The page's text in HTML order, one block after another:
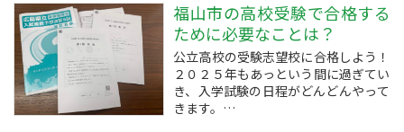
福山市の高校受験で合格する
ために必要なことは？
公立高校の受験志望校に合格しよう！
２０２５年もあっという間に過ぎてい
き、入学試験の日程がどんどんやって
きます。